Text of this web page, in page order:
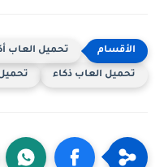
تحميل العاب
تحميل العاب ذكاء